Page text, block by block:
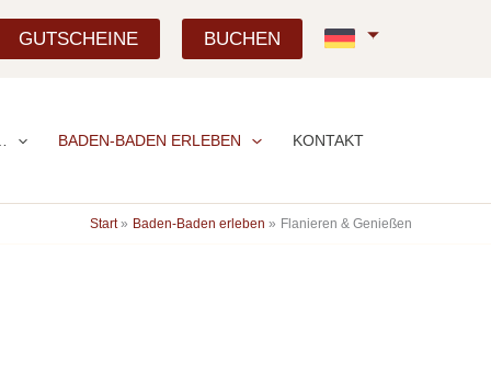
GUTSCHEINE BUCHEN
BADEN-BADEN ERLEBEN KONTAKT
Start Baden-Baden erleben Flanieren & Genießen